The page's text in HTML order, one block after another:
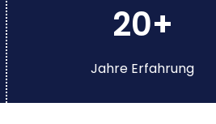
20+
Jahre Erfahrung